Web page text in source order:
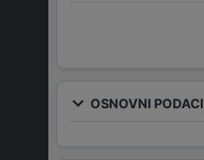
OSNOVNI PODACI